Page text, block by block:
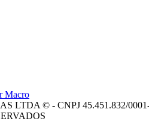
Macro
LTDA © - CNPJ 45.451.832/